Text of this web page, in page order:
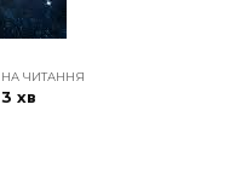
НА ЧИТАННЯ
3 хв